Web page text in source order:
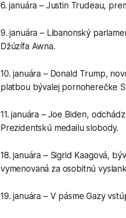
6. januára – Justin Trudeau,
9. januára – Libanonský
Džúzífa Awna.
10. januára – Donald Trump,
platbou bývalej pornoherečke
11. januára – Joe Biden,
Prezidentskú medailu slobody.
18. januára – Sigrid Kaagová,
vymenovaná za osobitnú
19. januára – V pásme Gazy